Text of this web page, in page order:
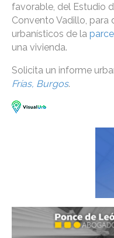
favorable, del Estudio
Convento Vadillo, para
urbanísticos de la
una vivienda.
Solicita un informe
Frías, Burgos.